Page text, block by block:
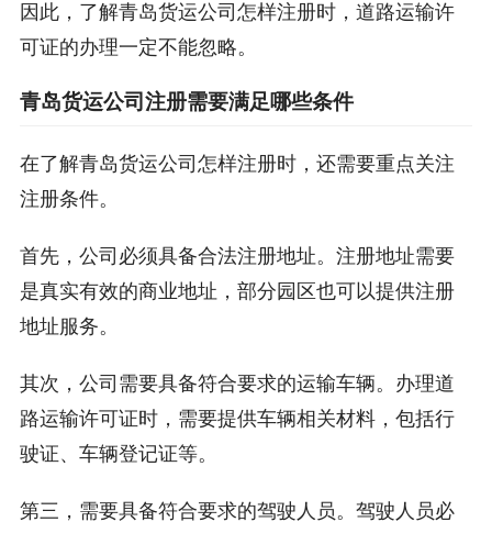
因此，了解青岛货运公司怎样注册时，道路运输许
可证的办理一定不能忽略。
青岛货运公司注册需要满足哪些条件
在了解青岛货运公司怎样注册时，还需要重点关注
注册条件。
首先，公司必须具备合法注册地址。注册地址需要
是真实有效的商业地址，部分园区也可以提供注册
地址服务。
其次，公司需要具备符合要求的运输车辆。办理道
路运输许可证时，需要提供车辆相关材料，包括行
驶证、车辆登记证等。
第三，需要具备符合要求的驾驶人员。驾驶人员必